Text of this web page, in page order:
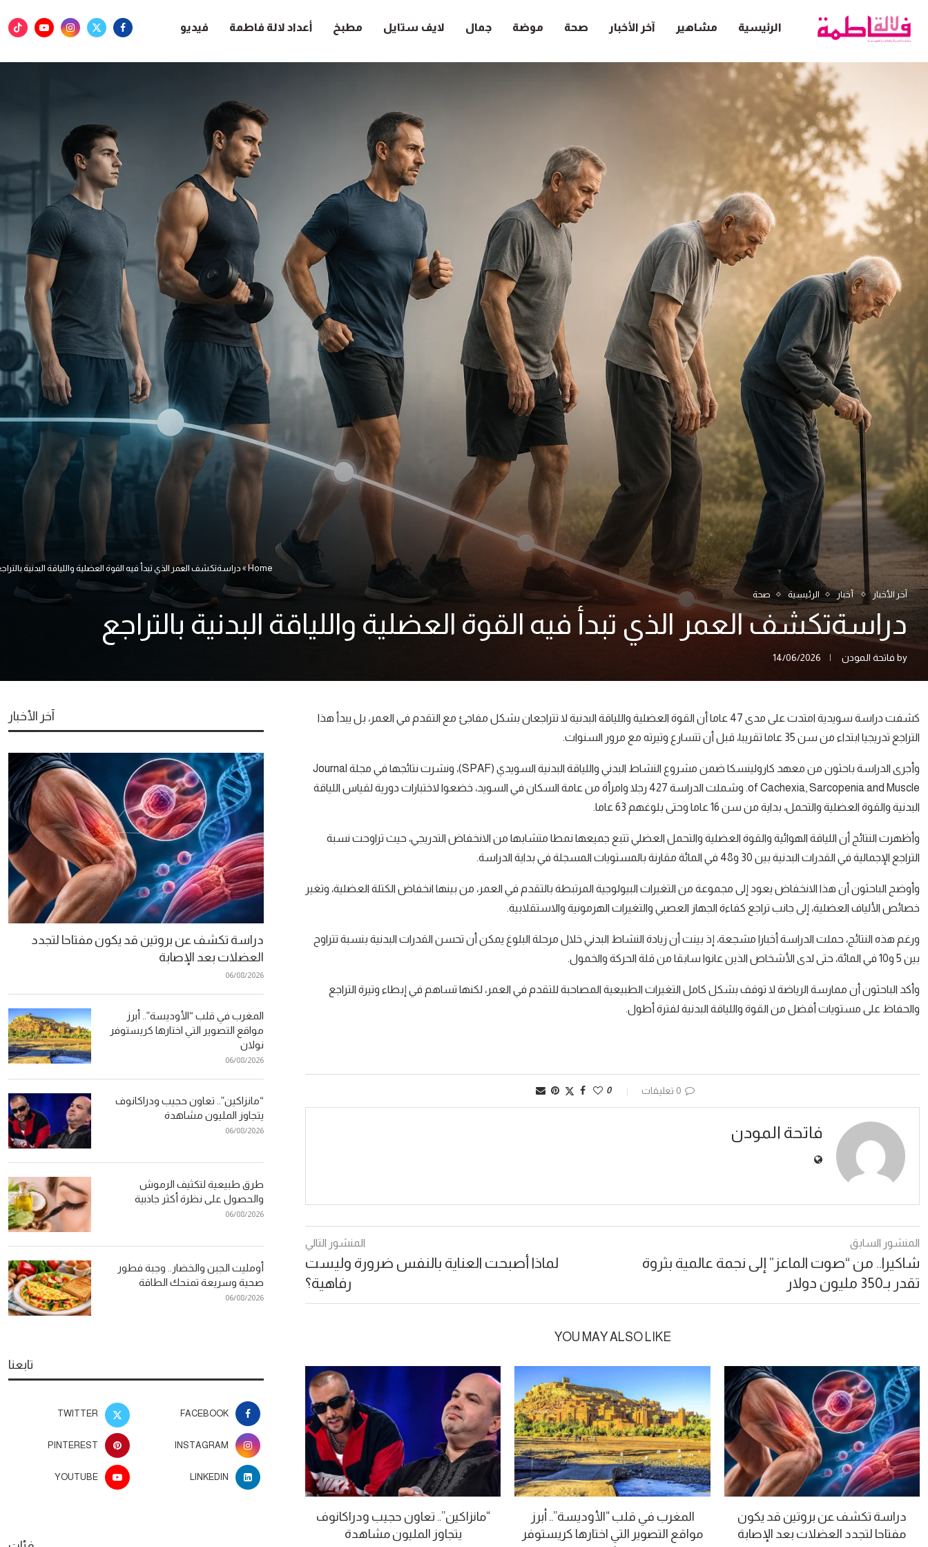
الرئيسية مشاهير آخر الأخبار صحة موضة جمال لايف ستايل مطبخ أعداد لالة فاطمة فيديو
Home
»دراسةتكشف العمر الذي تبدأ فيه القوة العضلية واللياقة البدنية
آخر الأخبار أخبار الرئيسية صحة
دراسةتكشف العمر الذي تبدأ فيه القوة العضلية واللياقة البدنية بالتراجع
by فاتحة المودن 14/06/2026
كشفت دراسة سويدية امتدت على مدى 47 عاما أن القوة العضلية واللياقة البدنية لا تتراجعان بشكل مفاجئ مع التقدم في العمر، بل يبدأ هذا
التراجع تدريجيا ابتداء من سن 35 عاما تقريبا، قبل أن تتسارع وتيرته مع مرور السنوات.
وأجرى الدراسة باحثون من معهد كارولينسكا ضمن مشروع النشاط البدني واللياقة البدنية السويدي (SPAF)، ونشرت نتائجها في مجلة Journal
of Cachexia, Sarcopenia and Muscle. وشملت الدراسة 427 رجلا وامرأة من عامة السكان في السويد، خضعوا لاختبارات دورية لقياس اللياقة
البدنية والقوة العضلية والتحمل، بداية من سن 16 عاما وحتى بلوغهم 63 عاما.
وأظهرت النتائج أن اللياقة الهوائية والقوة العضلية والتحمل العضلي تتبع جميعها نمطا متشابها من الانخفاض التدريجي، حيث تراوحت نسبة
التراجع الإجمالية في القدرات البدنية بين 30 و48 في المائة مقارنة بالمستويات المسجلة في بداية الدراسة.
وأوضح الباحثون أن هذا الانخفاض يعود إلى مجموعة من التغيرات البيولوجية المرتبطة بالتقدم في العمر، من بينها انخفاض الكتلة العضلية، وتغير
خصائص الألياف العضلية، إلى جانب تراجع كفاءة الجهاز العصبي والتغيرات الهرمونية والاستقلابية.
ورغم هذه النتائج، حملت الدراسة أخبارا مشجعة، إذ بينت أن زيادة النشاط البدني خلال مرحلة البلوغ يمكن أن تحسن القدرات البدنية بنسبة تتراوح
بين 5 و10 في المائة، حتى لدى الأشخاص الذين عانوا سابقا من قلة الحركة والخمول.
وأكد الباحثون أن ممارسة الرياضة لا توقف بشكل كامل التغيرات الطبيعية المصاحبة للتقدم في العمر، لكنها تساهم في إبطاء وتيرة التراجع
والحفاظ على مستويات أفضل من القوة واللياقة البدنية لفترة أطول.
0 تعليقات 0
فاتحة المودن
المنشور السابق
شاكيرا.. من “صوت الماعز” إلى نجمة عالمية بثروة
تقدر بـ350 مليون دولار
المنشور التالي
لماذا أصبحت العناية بالنفس ضرورة وليست
رفاهية؟
YOU MAY ALSO LIKE
دراسة تكشف عن بروتين قد يكون
مفتاحا لتجدد العضلات بعد الإصابة
المغرب في قلب “الأوديسة”.. أبرز
مواقع التصوير التي اختارها كريستوفر
“مانزاكين”.. تعاون حجيب ودراكانوف
يتجاوز المليون مشاهدة
آخر الأخبار
دراسة تكشف عن بروتين قد يكون مفتاحا لتجدد
العضلات بعد الإصابة
06/08/2026
المغرب في قلب “الأوديسة”.. أبرز
مواقع التصوير التي اختارها كريستوفر
نولان
06/08/2026
“مانزاكين”.. تعاون حجيب ودراكانوف
يتجاوز المليون مشاهدة
06/08/2026
طرق طبيعية لتكثيف الرموش
والحصول على نظرة أكثر جاذبية
06/08/2026
أومليت الجبن والخضار.. وجبة فطور
صحية وسريعة تمنحك الطاقة
06/08/2026
تابعنا
FACEBOOK
TWITTER
INSTAGRAM
PINTEREST
LINKEDIN
YOUTUBE